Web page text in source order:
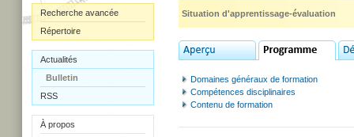
Recherche avancée
Répertoire
Actualités
Bulletin
RSS
À propos
Situation d'apprentissage-évaluation
Domaines généraux de formation
Compétences disciplinaires
Contenu de formation